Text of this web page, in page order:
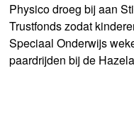
Physico droeg bij aan
Trustfonds zodat
Speciaal Onderwijs
paardrijden bij de